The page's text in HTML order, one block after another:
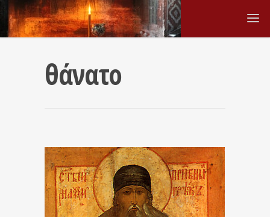
θάνατο